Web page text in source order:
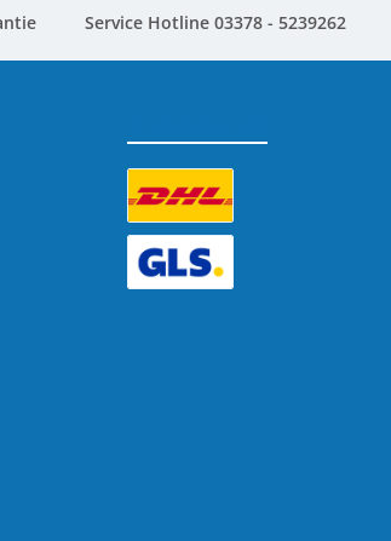
Service Hotline 03378 - 5239262
Benutzerdefiniertes Bild 1